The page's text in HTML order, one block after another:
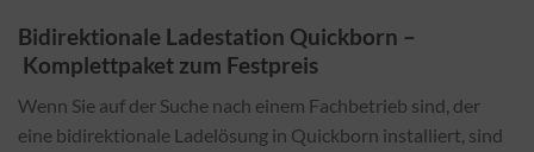
Bidirektionale Ladestation Quickborn –
Komplettpaket zum Festpreis
Wenn Sie auf der Suche nach einem Fachbetrieb sind, der
eine bidirektionale Ladelösung in Quickborn installiert, sind